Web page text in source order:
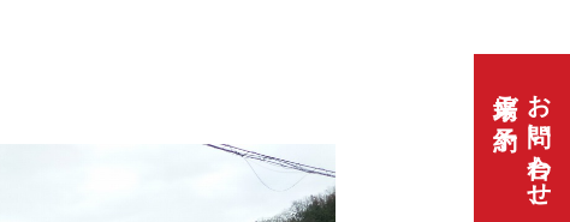
お問い合わせ、
来場ご予約